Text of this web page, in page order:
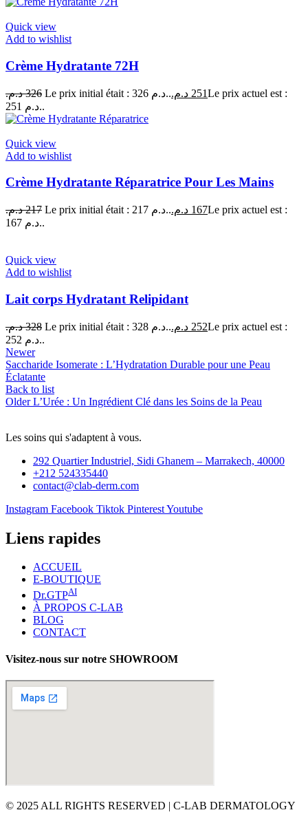
Quick view
Add to wishlist
Crème Hydratante 72H
326 د.م. Le prix initial était : 326 د.م.. 251 د.م.
Le prix actuel est :
251 د.م..
Quick view
Add to wishlist
Crème Hydratante Réparatrice Pour Les Mains
217 د.م. Le prix initial était : 217 د.م.. 167 د.م.
Le prix actuel est :
167 د.م..
Quick view
Add to wishlist
Lait corps Hydratant Relipidant
328 د.م. Le prix initial était : 328 د.م.. 252 د.م.
Le prix actuel est :
252 د.م..
Newer
Saccharide Isomerate : L’Hydratation Durable pour une Peau
Éclatante
Back to list
Older L’Urée : Un Ingrédient Clé dans les Soins de la Peau
Les soins qui s'adaptent à vous.
292 Quartier Industriel, Sidi Ghanem – Marrakech, 40000
+212 524335440
contact@clab-derm.com
Instagram Facebook Tiktok PinterestYoutube
Liens rapides
ACCUEIL
E-BOUTIQUE
Dr.GTPAI
À PROPOS C-LAB
BLOG
CONTACT
Visitez-nous sur notre SHOWROOM
© 2025 ALL RIGHTS RESERVED | C-LAB DERMATOLOGY